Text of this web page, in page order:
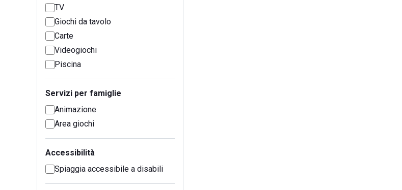
TV
Giochi da tavolo
Carte
Videogiochi
Piscina
Servizi per famiglie
Animazione
Area giochi
Accessibilità
Spiaggia accessibile a disabili